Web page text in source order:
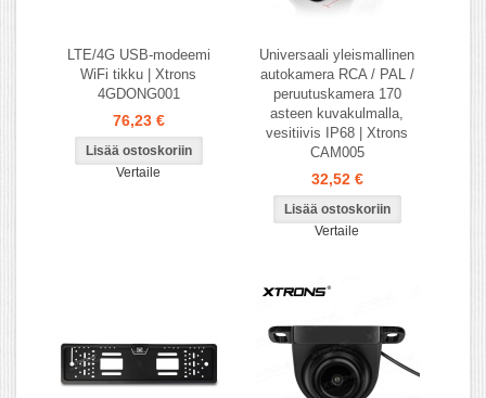
LTE/4G USB-modeemi
WiFi tikku | Xtrons
4GDONG001
76,23 €
Vertaile
Universaali yleismallinen
autokamera RCA / PAL /
peruutuskamera 170
asteen kuvakulmalla,
vesitiivis IP68 | Xtrons
CAM005
32,52 €
Vertaile